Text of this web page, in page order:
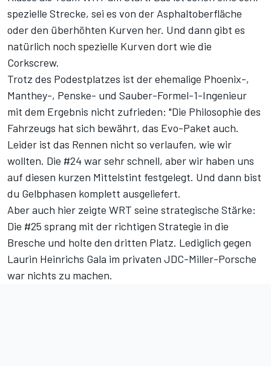
spezielle Strecke, sei es von der Asphaltoberfläche
oder den überhöhten Kurven her. Und dann gibt es
natürlich noch spezielle Kurven dort wie die
Corkscrew.
Trotz des Podestplatzes ist der ehemalige Phoenix-,
Manthey-, Penske- und Sauber-Formel-1-Ingenieur
mit dem Ergebnis nicht zufrieden: "Die Philosophie des
Fahrzeugs hat sich bewährt, das Evo-Paket auch.
Leider ist das Rennen nicht so verlaufen, wie wir
wollten. Die #24 war sehr schnell, aber wir haben uns
auf diesen kurzen Mittelstint festgelegt. Und dann bist
du Gelbphasen komplett ausgeliefert.
Aber auch hier zeigte WRT seine strategische Stärke:
Die #25 sprang mit der richtigen Strategie in die
Bresche und holte den dritten Platz. Lediglich gegen
Laurin Heinrichs Gala im privaten JDC-Miller-Porsche
war nichts zu machen.